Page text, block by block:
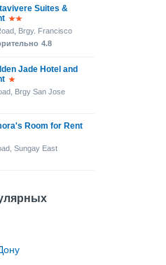
Suites &
Brgy. Francisco
4.8
Jade Hotel and
Brgy San Jose
Room for Rent
Sungay East